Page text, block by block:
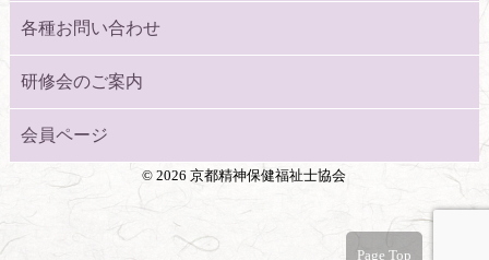
各種お問い合わせ
研修会のご案内
会員ページ
Page Top
©2026 京都精神保健福祉士協会